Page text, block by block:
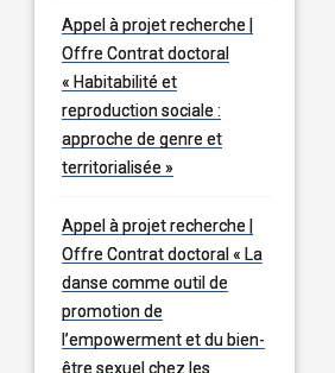
Appel à projet recherche |
Offre Contrat doctoral
« Habitabilité et
reproduction sociale :
approche de genre et
territorialisée »
Appel à projet recherche |
Offre Contrat doctoral « La
danse comme outil de
promotion de
l’empowerment et du bien-
être sexuel chez les